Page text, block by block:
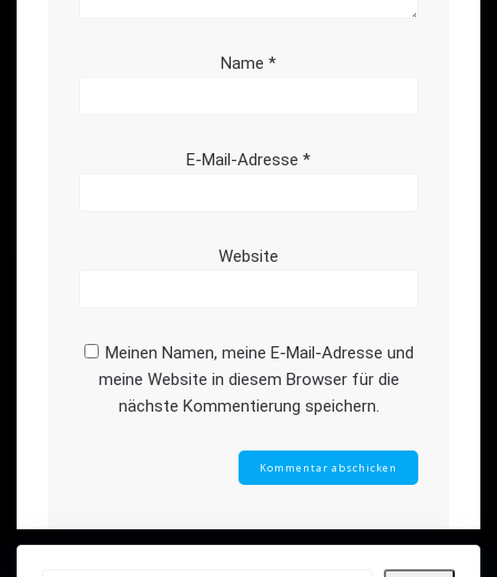
Name *
E-Mail-Adresse *
Website
Meinen Namen, meine E-Mail-Adresse und
meine Website in diesem Browser für die
nächste Kommentierung speichern.